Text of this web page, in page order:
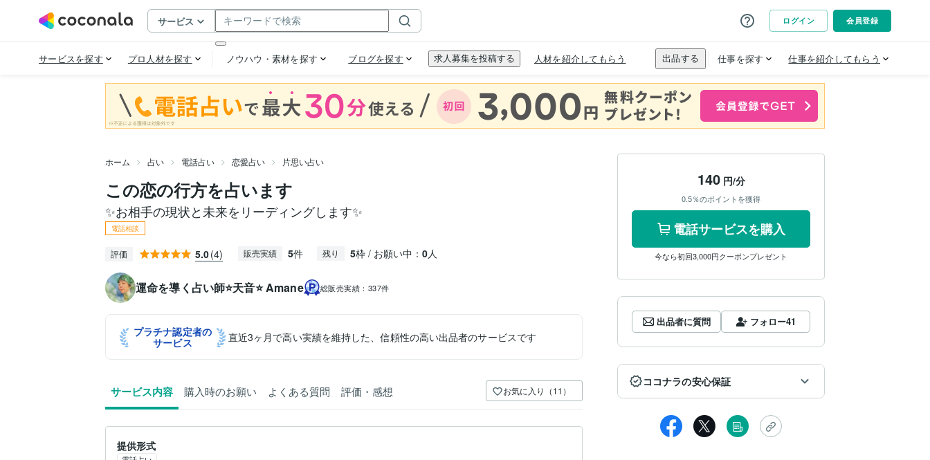
ホーム 占い 電話占い 恋愛占い 片思い占い
この恋の行方を占います
✨お相手の現状と未来をリーディングします✨
電話相談
評価 5.0(4) 販売実績 5件 残り 5枠 / お願い中： 0人
運命を導く占い師⭐天音⭐ Amane 総販売実績： 337件
プラチナ認定者の
サービス
直近3ヶ月で高い実績を維持した、信頼性の高い出品者のサービスです
サービス内容 購入時のお願い よくある質問 評価・感想 お気に入り（11）
提供形式
140円/分
0.5％のポイントを獲得
電話サービスを購入
今なら初回3,000円クーポンプレゼント
出品者に質問 フォロー41
ココナラの安心保証